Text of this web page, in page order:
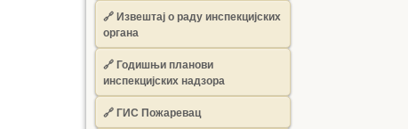
🔗Извештај о раду инспекцијских
органа
🔗Годишњи планови
инспекцијских надзора
🔗 ГИС Пожаревац